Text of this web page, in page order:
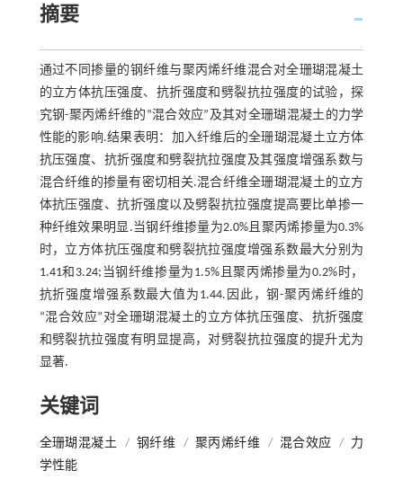
摘要
通过不同掺量的钢纤维与聚丙烯纤维混合对全珊瑚混凝土
的立方体抗压强度、抗折强度和劈裂抗拉强度的试验，探
究钢-聚丙烯纤维的“混合效应”及其对全珊瑚混凝土的力学
性能的影响.结果表明：加入纤维后的全珊瑚混凝土立方体
抗压强度、抗折强度和劈裂抗拉强度及其强度增强系数与
混合纤维的掺量有密切相关.混合纤维全珊瑚混凝土的立方
体抗压强度、抗折强度以及劈裂抗拉强度提高要比单掺一
种纤维效果明显.当钢纤维掺量为2.0%且聚丙烯掺量为0.3%
时，立方体抗压强度和劈裂抗拉强度增强系数最大分别为
1.41和3.24;当钢纤维掺量为1.5%且聚丙烯掺量为0.2%时，
抗折强度增强系数最大值为1.44.因此，钢-聚丙烯纤维的
“混合效应”对全珊瑚混凝土的立方体抗压强度、抗折强度
和劈裂抗拉强度有明显提高，对劈裂抗拉强度的提升尤为
显著.
关键词
全珊瑚混凝土 / 钢纤维 / 聚丙烯纤维 / 混合效应 / 力
学性能